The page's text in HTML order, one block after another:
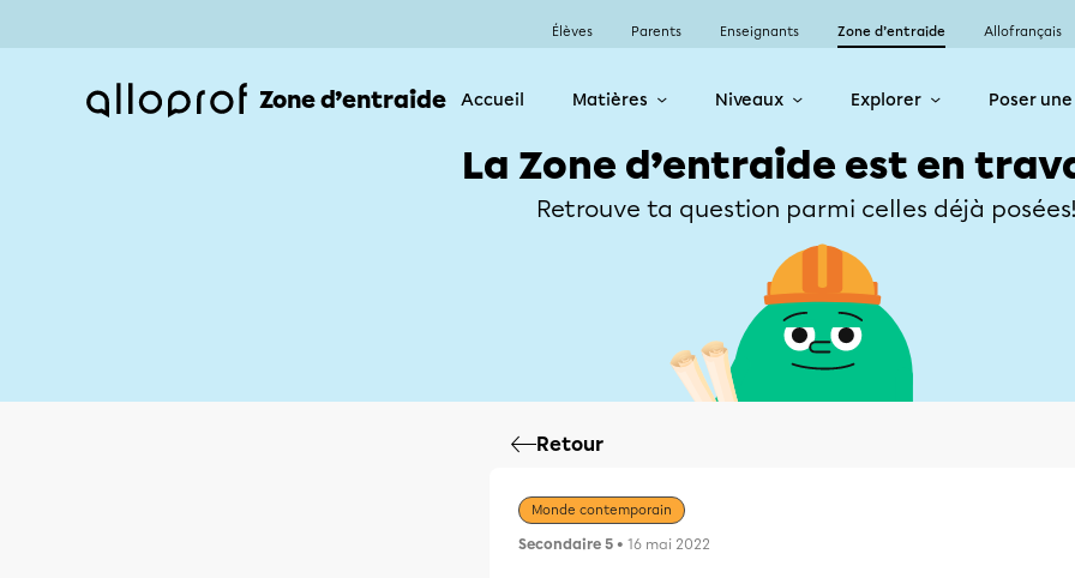
Élèves Parents Enseignants Zone d’entraide Allofrançais
Zone d’entraide Accueil Matières Niveaux Explorer Poser
La Zone d’entraide est en
Retrouve ta question parmi celles déjà
Retour
Monde contemporain
Secondaire 5 • 16 mai 2022